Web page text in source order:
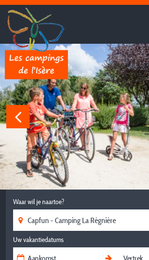
Waar wil je naartoe?
Uw vakantiedatums